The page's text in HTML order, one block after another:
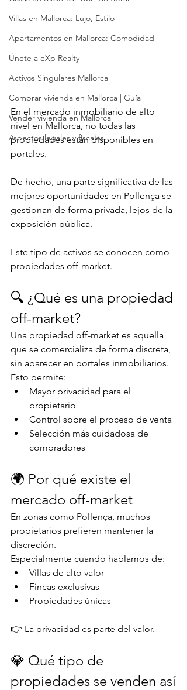
Villas en Mallorca: Lujo, Estilo
Apartamentos en Mallorca: Comodidad
Únete a eXp Realty
Activos Singulares Mallorca
Comprar vivienda en Mallorca | Guía
Vender vivienda en Mallorca
Aspectos legales y fiscales
En el mercado inmobiliario de alto
nivel en Mallorca, no todas las
propiedades están disponibles en
portales.
De hecho, una parte significativa de las
mejores oportunidades en Pollença se
gestionan de forma privada, lejos de la
exposición pública.
Este tipo de activos se conocen como
propiedades off-market.
🔍 ¿Qué es una propiedad
off-market?
Una propiedad off-market es aquella
que se comercializa de forma discreta,
sin aparecer en portales inmobiliarios.
Esto permite:
Mayor privacidad para el
propietario
Control sobre el proceso de venta
Selección más cuidadosa de
compradores
🌍 Por qué existe el
mercado off-market
En zonas como Pollença, muchos
propietarios prefieren mantener la
discreción.
Especialmente cuando hablamos de:
Villas de alto valor
Fincas exclusivas
Propiedades únicas
👉 La privacidad es parte del valor.
💎 Qué tipo de
propiedades se venden así